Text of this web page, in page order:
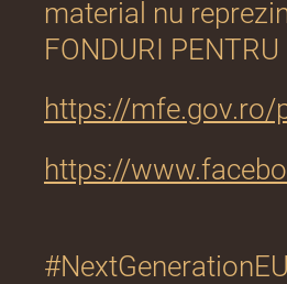
material nu
FONDURI
https://mfe.gov.ro/
https://